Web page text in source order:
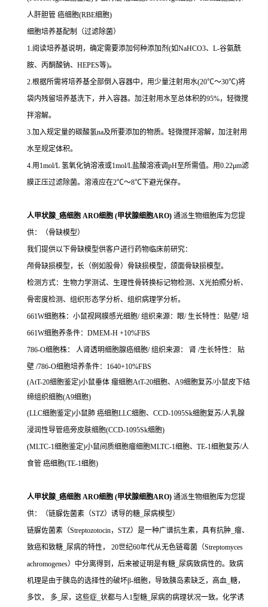
人肝胆管 癌细胞(RBE细胞)
细胞培养基配制（过滤除菌）
1.阅读培养基说明，确定需要添加何种添加剂(如NaHCO3、L-谷氨酰
胺、丙酮酸钠、HEPES等)。
2.根据所需将培养基全部倒入容器中，用少量注射用水(20℃～30℃)将
袋内残留培养基洗下，并入容器。加注射用水至总体积的95%，轻微搅
拌溶解。
3.加入规定量的碳酸氢na及所要添加的物质。轻微搅拌溶解，加注射用
水至规定体积。
4.用1mol/L 氢氧化钠溶液或1mol/L盐酸溶液调pH至所需值。用0.22μm滤
膜正压过滤除菌。溶液应在2℃～8℃下避光保存。
人甲状腺_癌细胞 ARO细胞 (甲状腺细胞ARO) 通派生物细胞库为您提
供：（骨缺模型）
我们提供以下骨缺模型供客户进行药物临床前研究：
颅骨缺损模型，长（例如股骨）骨缺损模型，颌面骨缺损模型。
检测方式：生物力学测试、生理性骨转换标记物检测、X光拍照分析、
骨密度检测、组织形态学分析、组织病理学分析。
661W细胞株：小鼠视网膜感光细胞/ 组织来源：眼/ 生长特性：贴壁/ 培
661W细胞养条件：DMEM-H +10%FBS
786-O细胞株： 人肾透明细胞腺癌细胞/ 组织来源： 肾 /生长特性： 贴
壁 /786-O细胞培养条件：1640+10%FBS
(AtT-20细胞鉴定)小鼠垂体 瘤细胞AtT-20细胞、A9细胞复苏/小鼠皮下结
缔组织细胞(A9细胞)
(LLC细胞鉴定)小鼠肺 癌细胞LLC细胞、CCD-1095Sk细胞复苏/人乳腺
浸润性导管癌旁皮肤细胞(CCD-1095Sk细胞)
(MLTC-1细胞鉴定)小鼠间质细胞瘤细胞MLTC-1细胞、TE-1细胞复苏/人
食管 癌细胞(TE-1细胞)
人甲状腺_癌细胞 ARO细胞 (甲状腺细胞ARO) 通派生物细胞库为您提
供：（链脲佐菌素（STZ）诱导的糖_尿病模型）
链脲佐菌素（Streptozotocin，STZ）是一种广谱抗生素，具有抗肿_瘤、
致癌和致糖_尿病的特性， 20世纪60年代从无色链霉菌（Streptomyces
achromogenes）中分离得到，后来被证明是有糖_尿病致病性的。致病
机理是由于胰岛的选择性的破坏β-细胞，导致胰岛素缺乏，高血_糖，
多饮， 多_尿，这些症_状都与人1型糖_尿病的病理状况一致。化学诱